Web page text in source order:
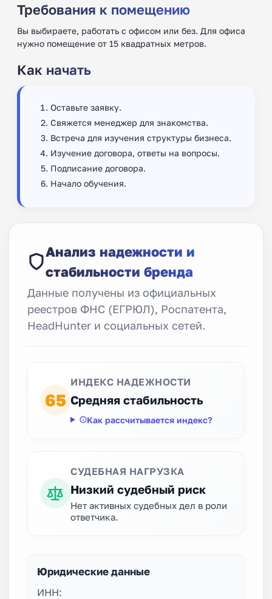
Требования к помещению
Вы выбираете, работать с офисом или без. Для офиса
нужно помещение от 15 квадратных метров.
Как начать
Оставьте заявку.
Свяжется менеджер для знакомства.
Встреча для изучения структуры бизнеса.
Изучение договора, ответы на вопросы.
Подписание договора.
Начало обучения.
Анализ надежности и
стабильности бренда
Данные получены из официальных
реестров ФНС (ЕГРЮЛ), Роспатента,
HeadHunter и социальных сетей.
65
ИНДЕКС НАДЕЖНОСТИ
Средняя стабильность
Как рассчитывается индекс?
СУДЕБНАЯ НАГРУЗКА
Низкий судебный риск
Нет активных судебных дел в роли
ответчика.
Юридические данные
ИНН: